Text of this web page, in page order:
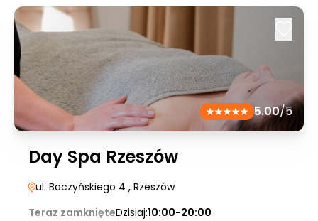
5.00/5
Day Spa Rzeszów
ul. Baczyńskiego 4 , Rzeszów
Teraz zamknięteDzisiaj:10:00-20:00